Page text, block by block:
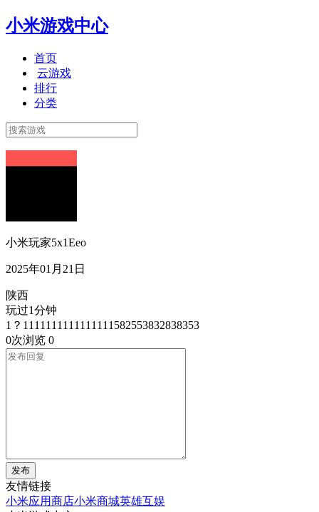
小米游戏中心
首页
云游戏
排行
分类
小米玩家5x1Eeo
2025年01月21日
陕西
玩过1分钟
1？1111111111111111582553832838353
0次浏览 0
发布
友情链接
小米应用商店小米商城英雄互娱